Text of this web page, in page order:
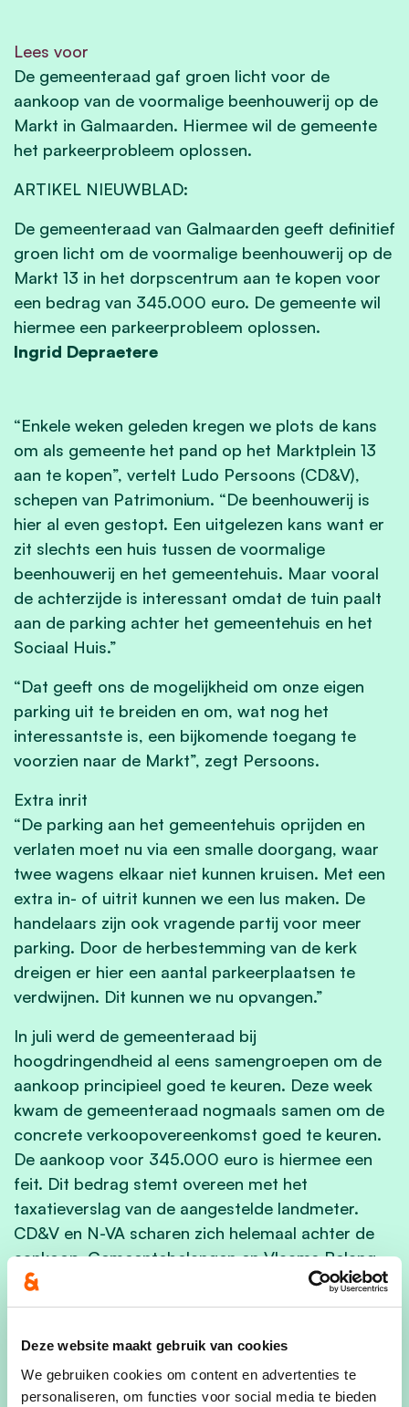
Deze website maakt gebruik van cookies
We gebruiken cookies om content en advertenties te
personaliseren, om functies voor social media te bieden
Lees voor
De gemeenteraad gaf groen licht voor de
aankoop van de voormalige beenhouwerij op de
Markt in Galmaarden. Hiermee wil de gemeente
het parkeerprobleem oplossen.
ARTIKEL NIEUWBLAD:
De gemeenteraad van Galmaarden geeft definitief
groen licht om de voormalige beenhouwerij op de
Markt 13 in het dorpscentrum aan te kopen voor
een bedrag van 345.000 euro. De gemeente wil
hiermee een parkeerprobleem oplossen.
Ingrid Depraetere
“Enkele weken geleden kregen we plots de kans
om als gemeente het pand op het Marktplein 13
aan te kopen”, vertelt Ludo Persoons (CD&V),
schepen van Patrimonium. “De beenhouwerij is
hier al even gestopt. Een uitgelezen kans want er
zit slechts een huis tussen de voormalige
beenhouwerij en het gemeentehuis. Maar vooral
de achterzijde is interessant omdat de tuin paalt
aan de parking achter het gemeentehuis en het
Sociaal Huis.”
“Dat geeft ons de mogelijkheid om onze eigen
parking uit te breiden en om, wat nog het
interessantste is, een bijkomende toegang te
voorzien naar de Markt”, zegt Persoons.
Extra inrit
“De parking aan het gemeentehuis oprijden en
verlaten moet nu via een smalle doorgang, waar
twee wagens elkaar niet kunnen kruisen. Met een
extra in- of uitrit kunnen we een lus maken. De
handelaars zijn ook vragende partij voor meer
parking. Door de herbestemming van de kerk
dreigen er hier een aantal parkeerplaatsen te
verdwijnen. Dit kunnen we nu opvangen.”
In juli werd de gemeenteraad bij
hoogdringendheid al eens samengroepen om de
aankoop principieel goed te keuren. Deze week
kwam de gemeenteraad nogmaals samen om de
concrete verkoopovereenkomst goed te keuren.
De aankoop voor 345.000 euro is hiermee een
feit. Dit bedrag stemt overeen met het
taxatieverslag van de aangestelde landmeter.
CD&V en N-VA scharen zich helemaal achter de
aankoop. Gemeentebelangen en Vlaams Belang
onthielden zich.
“De volgende stap is het opmaken van een
gedetailleerd opmetingsplan zodat we een zicht
krijgen op wat er mogelijk is qua aantal